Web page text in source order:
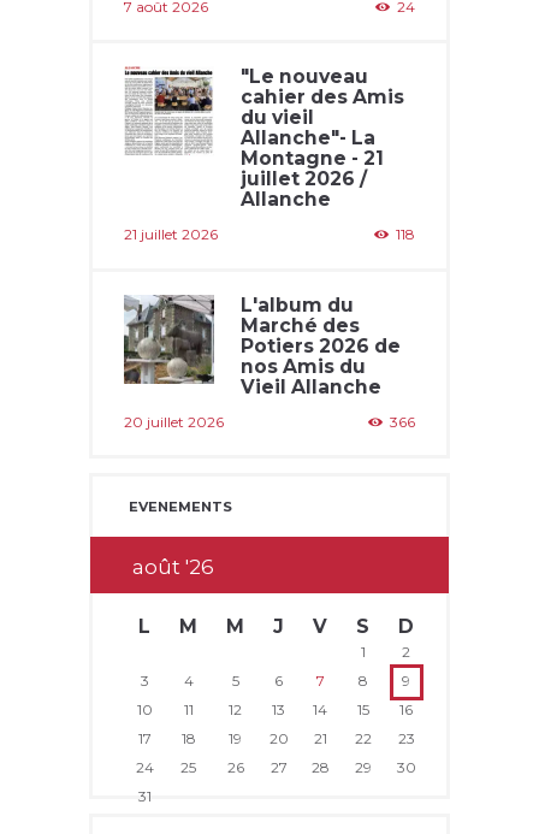
7 août 2026 24
"Le nouveau
cahier des Amis
du vieil
Allanche"- La
Montagne - 21
juillet 2026 /
Allanche
21 juillet 2026 118
L'album du
Marché des
Potiers 2026 de
nos Amis du
Vieil Allanche
20 juillet 2026 366
EVENEMENTS
août26
L M M J V S D
1
2
3
4 5 6 7 8
9
10
11 12 13 14 15
16
17
18 19 20 21 22
23
24
25 26 27 28 29
30
31